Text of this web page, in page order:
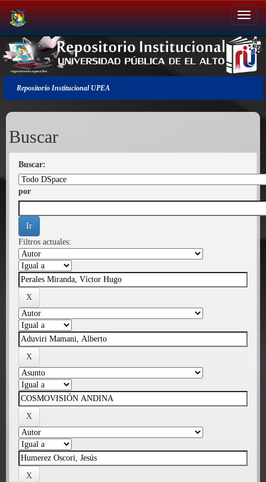
Salir
de
la
navegación
Repositorio Institucional UPEA
Buscar
Buscar:
por
Filtros actuales: